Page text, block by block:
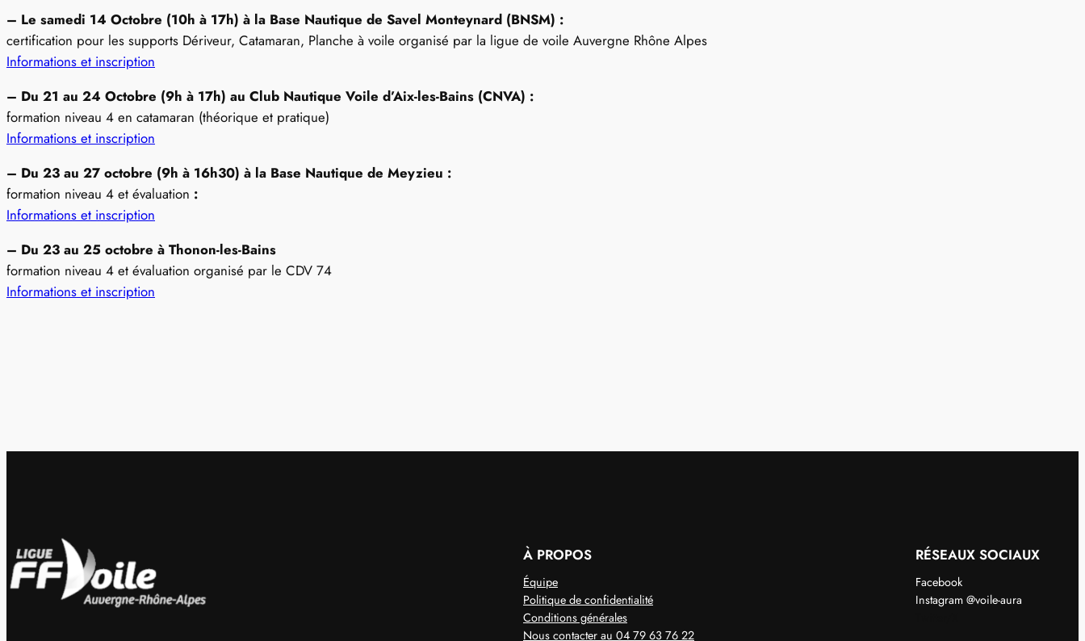
– Le samedi 14 Octobre (10h à 17h) à la Base Nautique de Savel Monteynard (BNSM) :
certification pour les supports Dériveur, Catamaran, Planche à voile organisé par la ligue de voile Auvergne Rhône Alpes
Informations et inscription
– Du 21 au 24 Octobre (9h à 17h) au Club Nautique Voile d’Aix-les-Bains (CNVA) :
formation niveau 4 en catamaran (théorique et pratique)
Informations et inscription
– Du 23 au 27 octobre (9h à 16h30) à la Base Nautique de Meyzieu :
formation niveau 4 et évaluation :
Informations et inscription
– Du 23 au 25 octobre à Thonon-les-Bains
formation niveau 4 et évaluation organisé par le CDV 74
Informations et inscription
À PROPOS
Équipe
Politique de confidentialité
Conditions générales
Nous contacter au 04 79 63 76 22
RÉSEAUX SOCIAUX
Facebook
Instagram @voile-aura